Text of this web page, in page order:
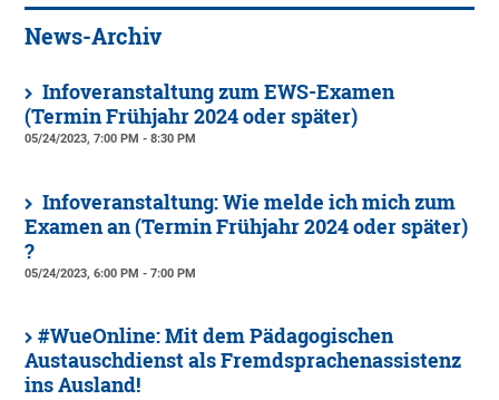
News-Archiv
Infoveranstaltung zum EWS-Examen
(Termin Frühjahr 2024 oder später)
05/24/2023, 7:00 PM - 8:30 PM
Infoveranstaltung: Wie melde ich mich zum
Examen an (Termin Frühjahr 2024 oder später)
?
05/24/2023, 6:00 PM - 7:00 PM
#WueOnline: Mit dem Pädagogischen
Austauschdienst als Fremdsprachenassistenz
ins Ausland!